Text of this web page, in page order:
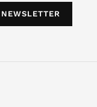
NEWSLETTER